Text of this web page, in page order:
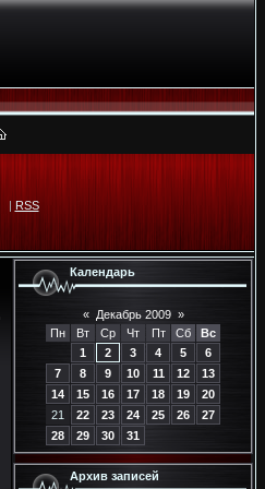
| RSS
Календарь
« Декабрь 2009 »
Пн
Вт Ср Чт Пт Сб
Вс
1
2 3 4 5
6
7
8 9 10 11 12
13
14
15 16 17 18 19
20
21
22 23 24 25 26
27
28
29 30 31
Архив записей